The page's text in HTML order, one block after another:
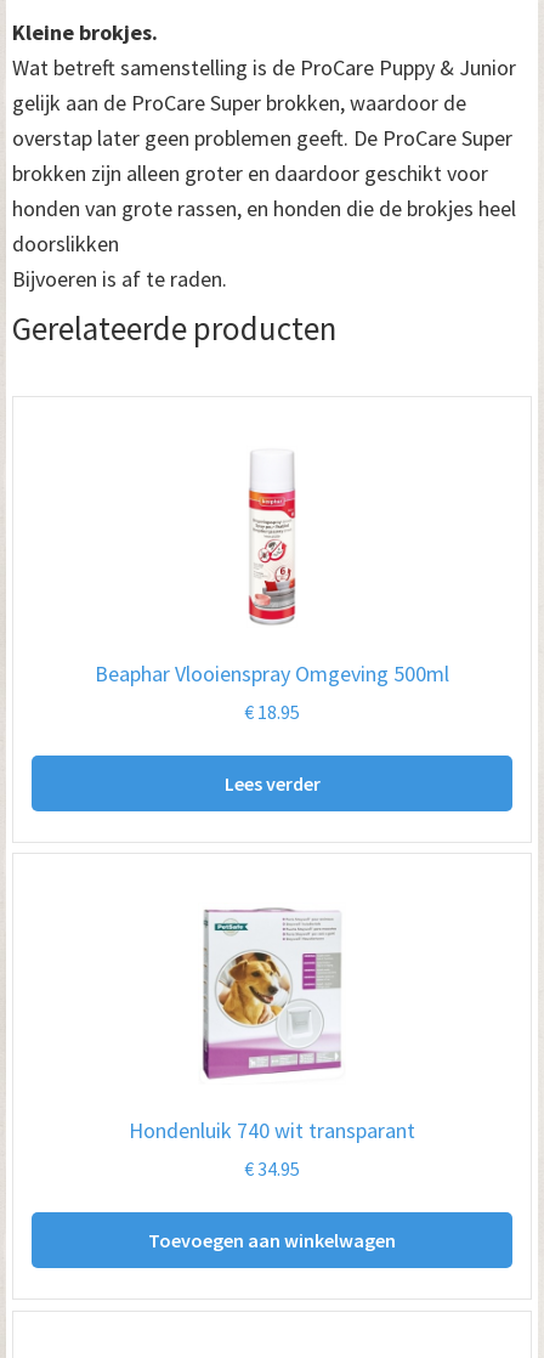
Kleine brokjes.
Wat betreft samenstelling is de ProCare Puppy & Junior
gelijk aan de ProCare Super brokken, waardoor de
overstap later geen problemen geeft. De ProCare Super
brokken zijn alleen groter en daardoor geschikt voor
honden van grote rassen, en honden die de brokjes heel
doorslikken
Bijvoeren is af te raden.
Gerelateerde producten
Beaphar Vlooienspray Omgeving 500ml
€ 18.95
Lees verder
Hondenluik 740 wit transparant
€34.95
Toevoegen aan winkelwagen